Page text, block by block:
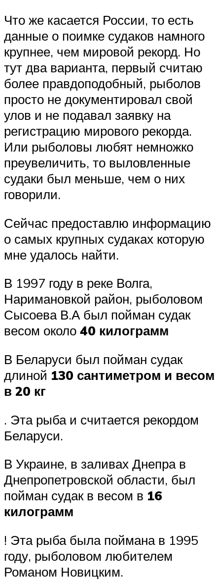
Что же касается России, то есть
данные о поимке судаков намного
крупнее, чем мировой рекорд. Но
тут два варианта, первый считаю
более правдоподобный, рыболов
просто не документировал свой
улов и не подавал заявку на
регистрацию мирового рекорда.
Или рыболовы любят немножко
преувеличить, то выловленные
судаки был меньше, чем о них
говорили.
Сейчас предоставлю информацию
о самых крупных судаках которую
мне удалось найти.
В 1997 году в реке Волга,
Наримановкой район, рыболовом
Сысоева В.А был пойман судак
весом около 40 килограмм
В Беларуси был пойман судак
длиной 130 сантиметром и весом
в 20 кг
. Эта рыба и считается рекордом
Беларуси.
В Украине, в заливах Днепра в
Днепропетровской области, был
пойман судак в весом в 16
килограмм
! Эта рыба была поймана в 1995
году, рыболовом любителем
Романом Новицким.